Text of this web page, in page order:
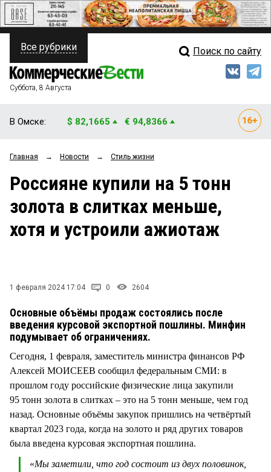
ПОЛИТИКА
ФИНАНСЫ
ОБЩЕСТВО
ЗАКОН
НОВОСТИ КОМПАНИЙ
Свежий выпуск
Рейтинги
Блоги
Архив
Все рубрики Поиск по сайту
Суббота, 8 Августа
В Омске: $ 82,1665 € 94,8366
Главная → Новости → Стиль жизни
Россияне купили на 5 тонн
золота в слитках меньше,
хотя и устроили ажиотаж
1 февраля 2024 17:04 0 2604
Основные объёмы продаж состоялись после
введения курсовой экспортной пошлины. Минфин
подумывает об ограничениях.
Сегодня, 1 февраля, заместитель министра финансов РФ
Алексей МОИСЕЕВ сообщил федеральным СМИ: в
прошлом году российские физические лица закупили
95 тонн золота в слитках – это на 5 тонн меньше, чем год
назад. Основные объёмы закупок пришлись на четвёртый
квартал 2023 года, когда на золото и ряд других товаров
была введена курсовая экспортная пошлина.
«Мы заметили, что год состоит из двух половинок,